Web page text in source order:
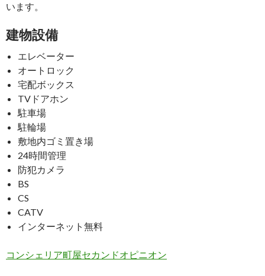
います。
建物設備
エレベーター
オートロック
宅配ボックス
TVドアホン
駐車場
駐輪場
敷地内ゴミ置き場
24時間管理
防犯カメラ
BS
CS
CATV
インターネット無料
コンシェリア町屋セカンドオピニオン